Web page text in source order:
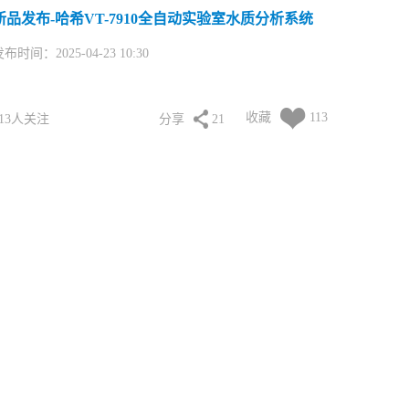
品发布-哈希VT-7910全自动实验室水质分析系统
布时间：2025-04-23 10:30
人关注 分享 21 收藏 113